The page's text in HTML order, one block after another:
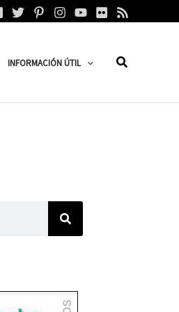
INFORMACIÓN ÚTIL